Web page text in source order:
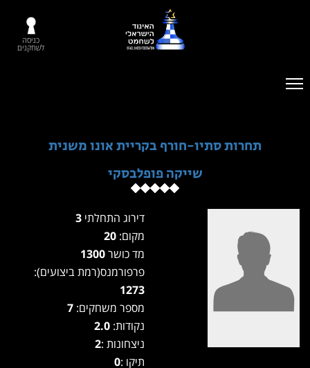
כניסה
לשחקנים
תחרות סתיו-חורף בקריית אונו משנית
שייקה פופלבסקי
דירוג התחלתי
מקום:
מד כושר
פרפורמנס(רמת ביצועים):
1273
מספר משחקים:
נקודות: 2.0
ניצחונות :2
תיקו :0